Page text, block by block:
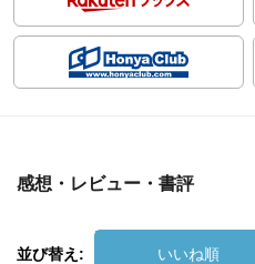
感想・レビュー・書評
並び替え: いいね順